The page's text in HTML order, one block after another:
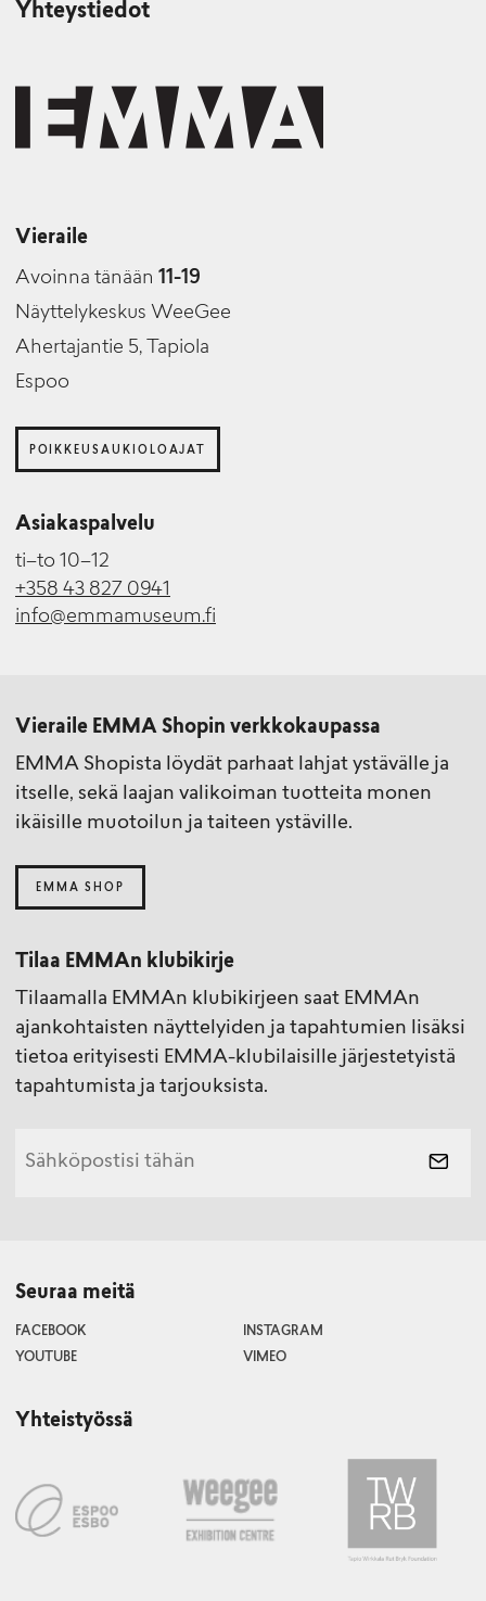
Yhteystiedot
Vieraile
Avoinna tänään 11-19
Näyttelykeskus WeeGee
Ahertajantie 5, Tapiola
Espoo
POIKKEUSAUKIOLOAJAT
Asiakaspalvelu
ti–to 10–12
+358 43 827 0941
info@emmamuseum.fi
Vieraile EMMA Shopin verkkokaupassa
EMMA Shopista löydät parhaat lahjat ystävälle ja
itselle, sekä laajan valikoiman tuotteita monen
ikäisille muotoilun ja taiteen ystäville.
EMMA SHOP
Tilaa EMMAn klubikirje
Tilaamalla EMMAn klubikirjeen saat EMMAn
ajankohtaisten näyttelyiden ja tapahtumien lisäksi
tietoa erityisesti EMMA-klubilaisille järjestetyistä
tapahtumista ja tarjouksista.
Seuraa meitä
FACEBOOK
INSTAGRAM
YOUTUBE
VIMEO
Yhteistyössä